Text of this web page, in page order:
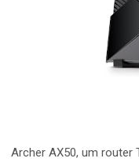
Archer AX50, um router